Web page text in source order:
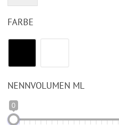
FARBE
NENNVOLUMEN ML
0